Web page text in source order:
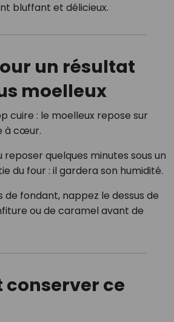
bluffant et délicieux.
un résultat
moelleux
cuire : le moelleux repose sur
à cœur.
reposer quelques minutes sous un
du four : il gardera son humidité.
de fondant, nappez le dessus de
ou de caramel avant de
ce